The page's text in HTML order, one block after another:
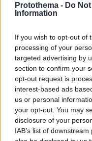
Protothema - Do
Information
If you wish to opt-out of
processing of your
targeted advertising by
section to confirm your
opt-out request is
interest-based ads
us or personal
your opt-out. You may
disclosure of your
IAB’s list of